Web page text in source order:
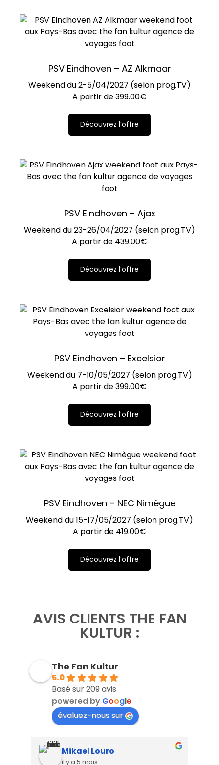
PSV Eindhoven – AZ Alkmaar
Weekend du 2-5/04/2027 (selon prog.TV)
A partir de399.00€
Découvrez l’offre
PSV Eindhoven – Ajax
Weekend du 23-26/04/2027 (selon prog.TV)
A partir de 439.00€
Découvrez l’offre
PSV Eindhoven – Excelsior
Weekend du 7-10/05/2027 (selon prog.TV)
A partir de399.00€
Découvrez l’offre
PSV Eindhoven – NEC Nimègue
Weekend du 15-17/05/2027 (selon prog.TV)
A partir de 419.00€
Découvrez l’offre
AVIS CLIENTS THE FAN
KULTUR :
The Fan Kultur
5.0
Basé sur 209 avis
powered by Google
évaluez-nous sur
François Beauvisage
il y a 5 mois